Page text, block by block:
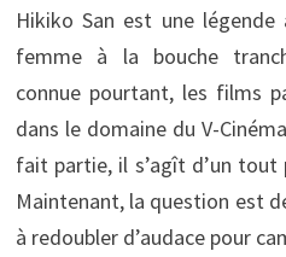
Hikiko San est une
femme à la bouche
connue pourtant, les films
dans le domaine du V-
fait partie, il s’agît d’un
Maintenant, la question est
à redoubler d’audace pour